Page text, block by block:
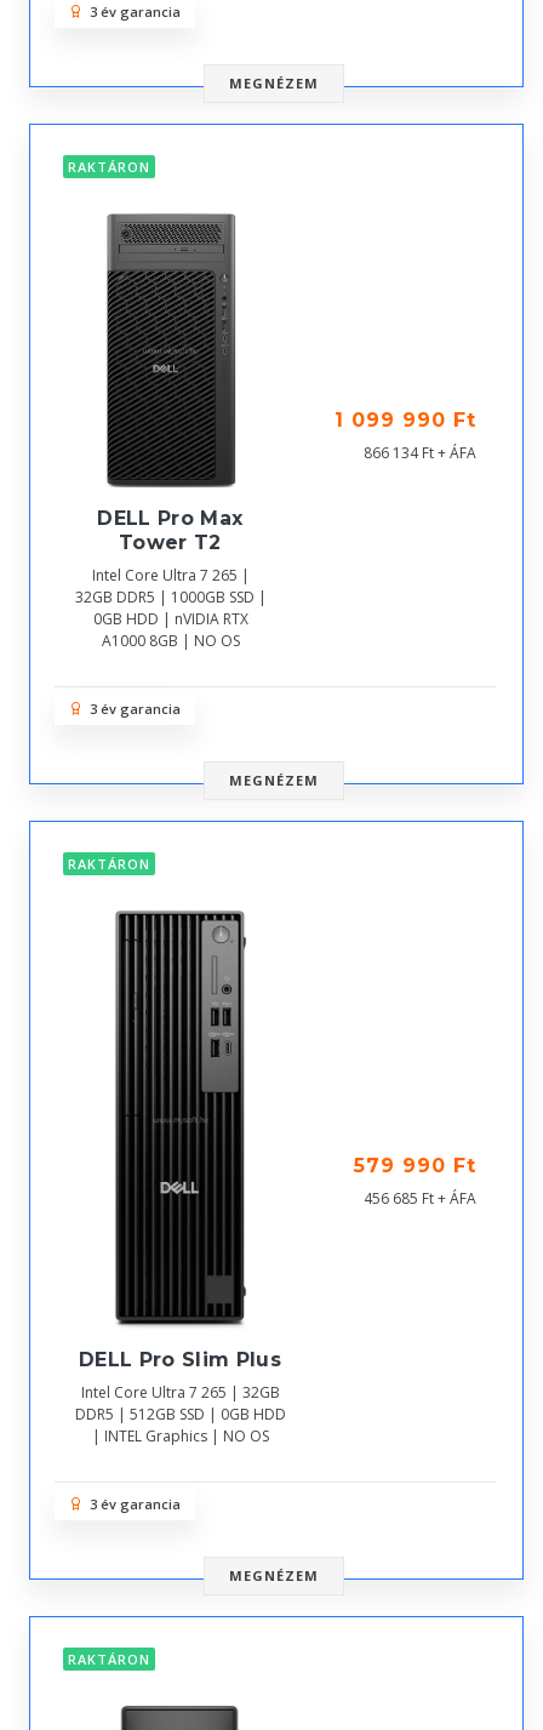
3 év garancia
MEGNÉZEM
RAKTÁRON
DELL Pro Max
Tower T2
Intel Core Ultra 7 265 |
32GB DDR5 | 1000GB SSD |
0GB HDD | nVIDIA RTX
A1000 8GB | NO OS
1 099 990 Ft
866 134 Ft + ÁFA
3 év garancia
MEGNÉZEM
RAKTÁRON
DELL Pro Slim Plus
Intel Core Ultra 7 265 | 32GB
DDR5 | 512GB SSD | 0GB HDD
| INTEL Graphics | NO OS
579 990 Ft
456 685 Ft + ÁFA
3 év garancia
MEGNÉZEM
RAKTÁRON